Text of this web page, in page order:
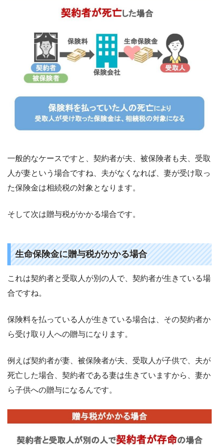
一般的なケースですと、契約者が夫、被保険者も夫、受取
人が妻という場合ですね、夫がなくなれば、妻が受け取っ
た保険金は相続税の対象となります。
そして次は贈与税がかかる場合です。
生命保険金に贈与税がかかる場合
これは契約者と受取人が別の人で、契約者が生きている場
合ですね。
保険料を払っている人が生きている場合は、その契約者か
ら受け取り人への贈与になります。
例えば契約者が妻、被保険者が夫、受取人が子供で、夫が
死亡した場合、契約者である妻は生きていますから、妻か
ら子供への贈与になるんです。